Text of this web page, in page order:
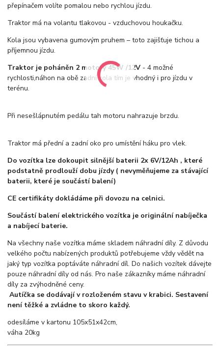
přepínačem volíte pomalou nebo rychlou jízdu.
Traktor má na volantu tlakovou - vzduchovou houkačku.
Kola jsou vybavena gumovým pruhem – toto zajišťuje tichou a
příjemnou jízdu.
Traktor je poháněn 2 motory 45W /12V - 4 možné
rychlosti,náhon na obě zadní kola tím je vhodný i pro jízdu v
terénu.
Při nesešlápnutém pedálu tah motoru nahrazuje brzdu.
Traktor má přední a zadní oko pro umístění háku pro vlek.
Do vozítka lze dokoupit silnější baterii 2x 6V/12Ah , které
podstatně prodlouží dobu jízdy ( nevyměňujeme za stávající
baterii, které je součástí balení)
CE certifikáty dokládáme při dovozu na celnici.
Součástí balení elektrického vozítka je originální nabíječka
a nabíjecí baterie.
Na všechny naše vozítka máme skladem náhradní díly. Z důvodu
velkého počtu nabízených produktů potřebujeme vždy vědět na
jaký typ vozítka poptáváte náhradní díl. Do našich vozítek dávejte
pouze náhradní díly od nás. Pro naše zákazníky máme náhradní
díly za zvýhodněné ceny.
Autíčka se dodávají v rozloženém stavu v krabici. Sestavení
není těžké a zvládne to skoro každý.
odesíláme v kartonu 105x51x42cm,
váha 20kg